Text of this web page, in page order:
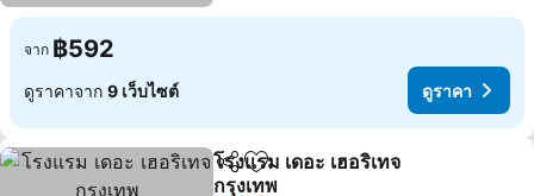
จาก ฿592
ดูราคาจาก 9 เว็บไซต์ ดูราคา
แชร์ เพิ่มในรายการโปรด
โรงแรม เดอะ เฮอริเทจ
กรุงเทพ